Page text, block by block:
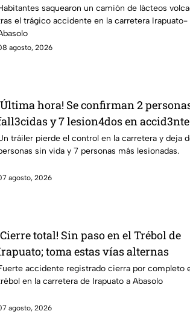
de Irapuato
saquearon un camión de lácteos
el trágico accidente en la carretera Irapuato-
agosto, 2026
hora! Se confirman 2
y 7 lesion4dos en accid3nte
en Irapuato; esto se sabe
tráiler pierde el control en la carretera y deja
sin vida y 7 personas más lesionadas.
agosto, 2026
total! Sin paso en el Trébol de
toma estas vías alternas
accidente registrado cierra por completo
en la carretera de Irapuato a Abasolo
agosto, 2026